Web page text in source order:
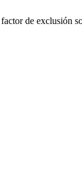
de exclusión